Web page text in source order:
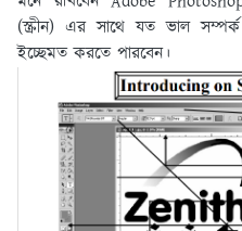
(স্ক্রীন) এর সাথে যত ভাল
ইচ্ছেমত করতে পারবেন।